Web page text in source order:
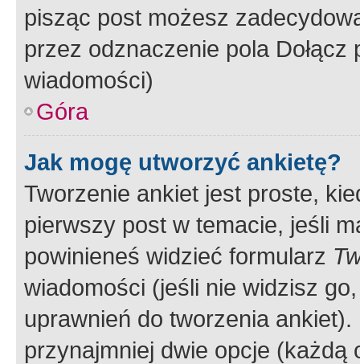
pisząc post możesz
przez odznaczenie pola
wiadomości)
Góra
Jak mogę utworzyć ankietę?
Tworzenie ankiet jest proste,
pierwszy post w temacie, jeśli
powinieneś widzieć formularz
wiadomości (jeśli nie widzisz
uprawnień do tworzenia
przynajmniej dwie opcje